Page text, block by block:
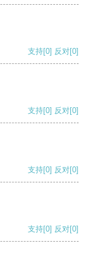
支持[0] 反对[0]
支持[0] 反对[0]
支持[0] 反对[0]
支持[0] 反对[0]